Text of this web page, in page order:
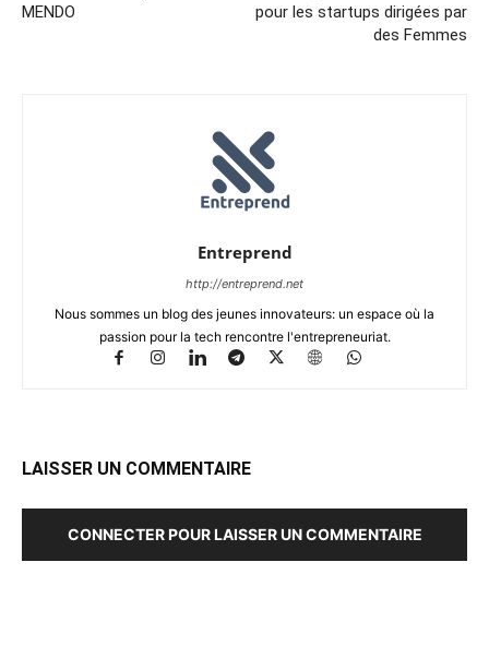
MENDO
pour les startups dirigées par
des Femmes
Entreprend
http://entreprend.net
Nous sommes un blog des jeunes innovateurs: un espace où la
passion pour la tech rencontre l'entrepreneuriat.
LAISSER UN COMMENTAIRE
CONNECTER POUR LAISSER UN COMMENTAIRE